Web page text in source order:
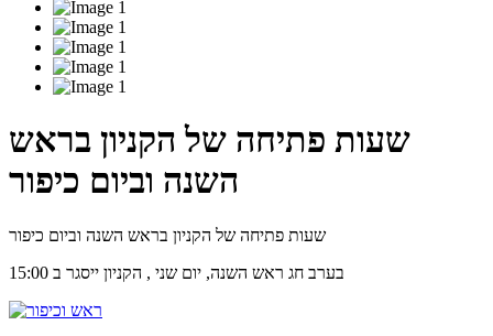
שעות פתיחה של הקניון בראש
השנה וביום כיפור
שעות פתיחה של הקניון בראש השנה וביום כיפור
בערב חג ראש השנה, יום שני , הקניון ייסגר ב 15:00